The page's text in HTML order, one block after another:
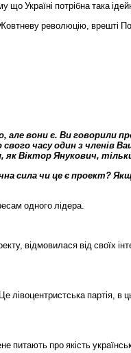
що Україні потрібна така
революцію, врешті
, але вони є. Ви говорили
свого часу один з членів
, як Віктор Янукович,
сила чи це є проект?
одного лідера.
, відмовилася від своїх
Це лівоцентристська партія, в
питають про якість